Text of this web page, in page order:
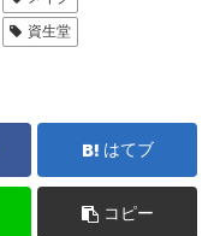
資⽣堂
はてブ
コピー